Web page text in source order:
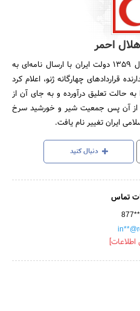
احمر
پس از پیروزی انقلاب‌‌اسلامی و در سال 1359 دولت ایران با ارسال نامه‌ای به
قراردادهای چهارگانه ژنو، اعلام کرد
حالت تعلیق درآورده و به جای آن از
از آن پس جمعیت شیر و خورشید سرخ
ایران تغییر نام یافت.
دنبال کنید
تماس